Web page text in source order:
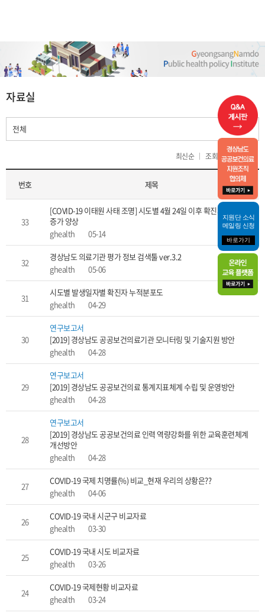
자료실
최신순 조회순 제목순
번호 제목
33
[COVID-19 이태원 사태 조명] 시도별 4월 24일 이후 확진자 분포 및
증가 양상
ghealth
05-14
32
경상남도 의료기관 평가 정보 검색툴 ver.3.2
ghealth
05-06
31
시도별 발생일자별 확진자 누적분포도
ghealth
04-29
30
연구보고서
[2019] 경상남도 공공보건의료기관 모니터링 및 기술지원 방안
ghealth
04-28
29
연구보고서
[2019] 경상남도 공공보건의료 통계지표체계 수립 및 운영방안
ghealth
04-28
28
연구보고서
[2019] 경상남도 공공보건의료 인력 역량강화를 위한 교육훈련체계
개선방안
ghealth
04-28
27
COVID-19 국제 치명률(%) 비교_현재 우리의 상황은??
ghealth
04-06
26
COVID-19 국내 시군구 비교자료
ghealth
03-30
25
COVID-19 국내 시도 비교자료
ghealth
03-26
24
COVID-19 국제현황 비교자료
ghealth
03-24
열린
페이지
지원단 소식
메일링 신청
바로가기